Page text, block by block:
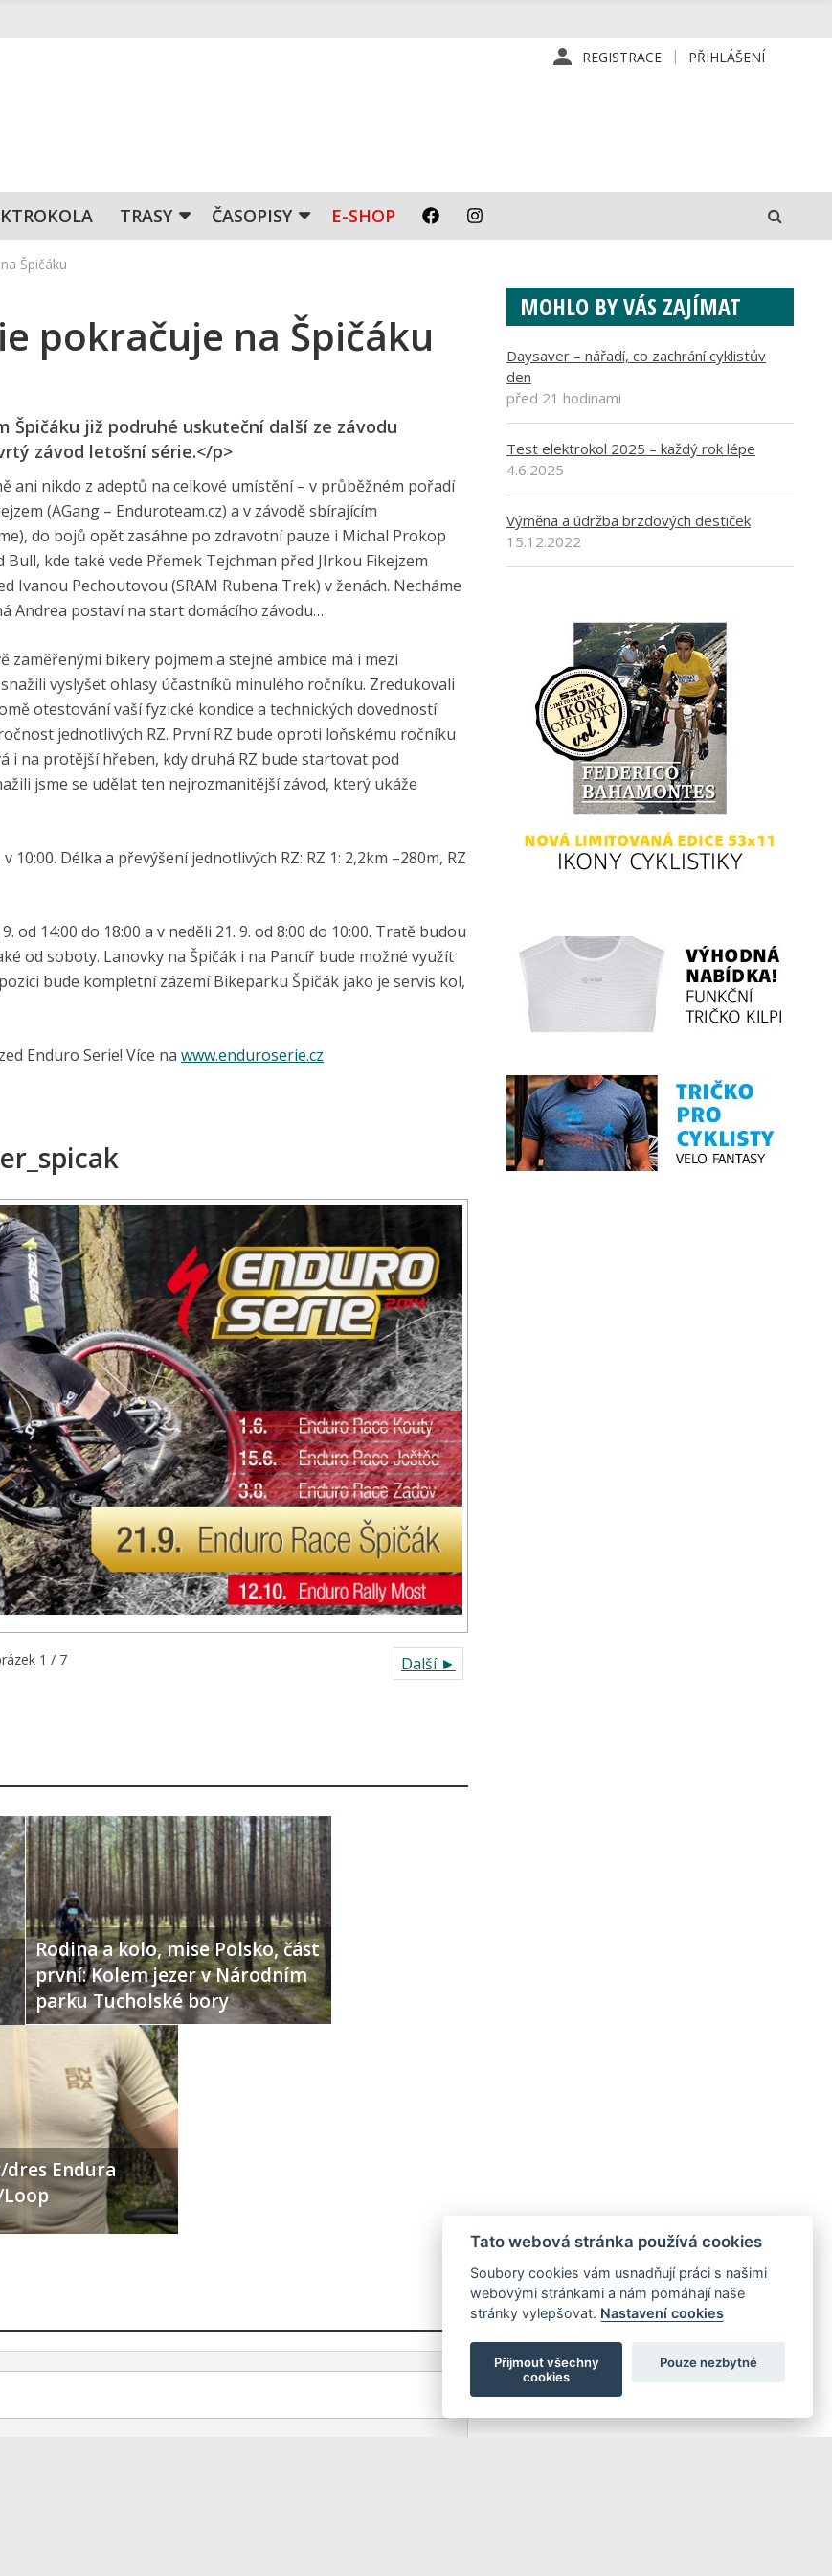
REGISTRACE PŘIHLÁŠENÍ
TRASY ČASOPISY E-SHOP
Špičáku
pokračuje na Špičáku
Špičáku již podruhé uskuteční další ze závodu
závod letošní série.</p>
ani nikdo z adeptů na celkové umístění – v průběžném pořadí
(AGang – Enduroteam.cz) a v závodě sbírajícím
do bojů opět zasáhne po zdravotní pauze i Michal Prokop
kde také vede Přemek Tejchman před JIrkou Fikejzem
Ivanou Pechoutovou (SRAM Rubena Trek) v ženách. Necháme
Andrea postaví na start domácího závodu…
zaměřenými bikery pojmem a stejné ambice má i mezi
vyslyšet ohlasy účastníků minulého ročníku. Zredukovali
otestování vaší fyzické kondice a technických dovedností
jednotlivých RZ. První RZ bude oproti loňskému ročníku
i na protější hřeben, kdy druhá RZ bude startovat pod
jsme se udělat ten nejrozmanitější závod, který ukáže
Délka a převýšení jednotlivých RZ: RZ 1: 2,2km –280m, RZ
14:00 do 18:00 a v neděli 21. 9. od 8:00 do 10:00. Tratě budou
od soboty. Lanovky na Špičák i na Pancíř bude možné využít
bude kompletní zázemí Bikeparku Špičák jako je servis kol,
Enduro Serie! Více na www.enduroserie.cz
Další ►
1 / 7
Rodina a kolo, mise Polsko, část
první: Kolem jezer v Národním
parku Tucholské bory
dres Endura
MOHLO BY VÁS ZAJÍMAT
Daysaver – nářadí, co zachrání cyklistův
den
před 21 hodinami
Test elektrokol 2025 – každý rok lépe
4.6.2025
Výměna a údržba brzdových destiček
15.12.2022
Tato webová stránka používá cookies
Soubory cookies vám usnadňují práci s našimi
webovými stránkami a nám pomáhají naše
stránky vylepšovat. Nastavení cookies
Přijmout všechny
cookies
Pouze nezbytné